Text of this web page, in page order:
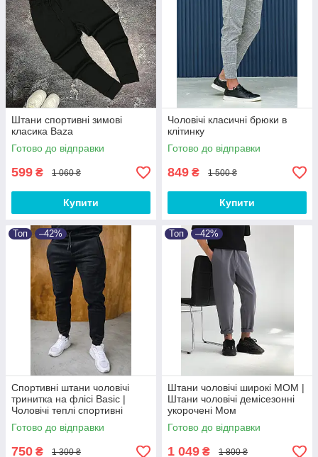
Штани спортивні зимові
класика Baza
Готово до відправки
599 ₴ 1 060 ₴
Купити
Чоловічі класичні брюки в
клітинку
Готово до відправки
849 ₴ 1 500 ₴
Купити
Топ –42%
Спортивні штани чоловічі
тринитка на флісі Basic |
Чоловічі теплі спортивні
штани від XS до 3XL
Готово до відправки
750 ₴ 1 300 ₴
Топ –42%
Штани чоловічі широкі МОМ |
Штани чоловічі демісезонні
укорочені Мом
Готово до відправки
1 049 ₴ 1 800 ₴